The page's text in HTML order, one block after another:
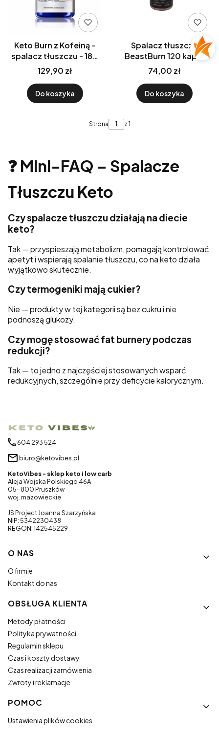
Keto Burn z Kofeiną -
spalacz tłuszczu - 180
kapsułek Be Keto
129,90 zł
Do koszyka
Spalacz tłuszczu
BeastBurn 120 kaps.
BeastPink
74,00 zł
Do koszyka
Strona z 1
❓ Mini-FAQ – Spalacze
Tłuszczu Keto
Czy spalacze tłuszczu działają na diecie
keto?
Tak — przyspieszają metabolizm, pomagają kontrolować
apetyt i wspierają spalanie tłuszczu, co na keto działa
wyjątkowo skutecznie.
Czy termogeniki mają cukier?
Nie — produkty w tej kategorii są bez cukru i nie
podnoszą glukozy.
Czy mogę stosować fat burnery podczas
redukcji?
Tak — to jedno z najczęściej stosowanych wsparć
redukcyjnych, szczególnie przy deficycie kalorycznym.
604 293 524
biuro@ketovibes.pl
KetoVibes - sklep keto i low carb
Aleja Wojska Polskiego 46A
05-800 Pruszków
woj. mazowieckie
JS Project Joanna Szarzyńska
NIP: 5342230438
REGON: 142545229
Linki w stopce
O NAS
O firmie
Kontakt do nas
OBSŁUGA KLIENTA
Metody płatności
Polityka prywatności
Regulamin sklepu
Czas i koszty dostawy
Czas realizacji zamówienia
Zwroty i reklamacje
POMOC
Ustawienia plików cookies